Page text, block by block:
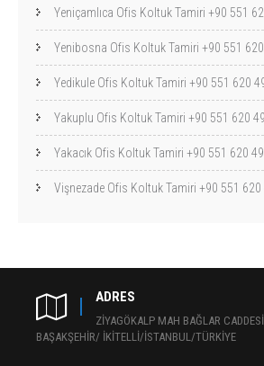
Yeniçamlıca Ofis Koltuk Tamiri +90 551
Yenibosna Ofis Koltuk Tamiri +90 551
Yedikule Ofis Koltuk Tamiri +90 551 620
Yakuplu Ofis Koltuk Tamiri +90 551 620
Yakacık Ofis Koltuk Tamiri +90 551 620
Vişnezade Ofis Koltuk Tamiri +90 551 620
ADRES
ZİYAGÖKALP MAH BAĞLAR
BAŞAKŞEHİR/ İKİTELLİ/İSTANBUL/TÜRKİYE